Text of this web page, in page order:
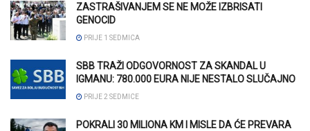
ZASTRAŠIVANJEM SE NE MOŽE IZBRISATI
GENOCID
PRIJE 1 SEDMICA
SBB TRAŽI ODGOVORNOST ZA SKANDAL U
IGMANU: 780.000 EURA NIJE NESTALO SLUČAJNO
PRIJE 2 SEDMICE
POKRALI 30 MILIONA KM I MISLE DA ĆE PREVARA